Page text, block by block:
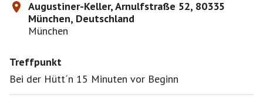
Bahn incl. Unkostenpauschale bei 12 Teilnehmer pro
Person EURO 6,-- für
Zugesagte Teilnehmer bitte unbedingt kommen, die
Bahn ist gebucht! Bei Verhinderung bitte mindestens 2
Augustiner-Keller, Arnulfstraße 52, 80335
München, Deutschland
München
Treffpunkt
Bei der Hütt´n 15 Minuten vor Beginn